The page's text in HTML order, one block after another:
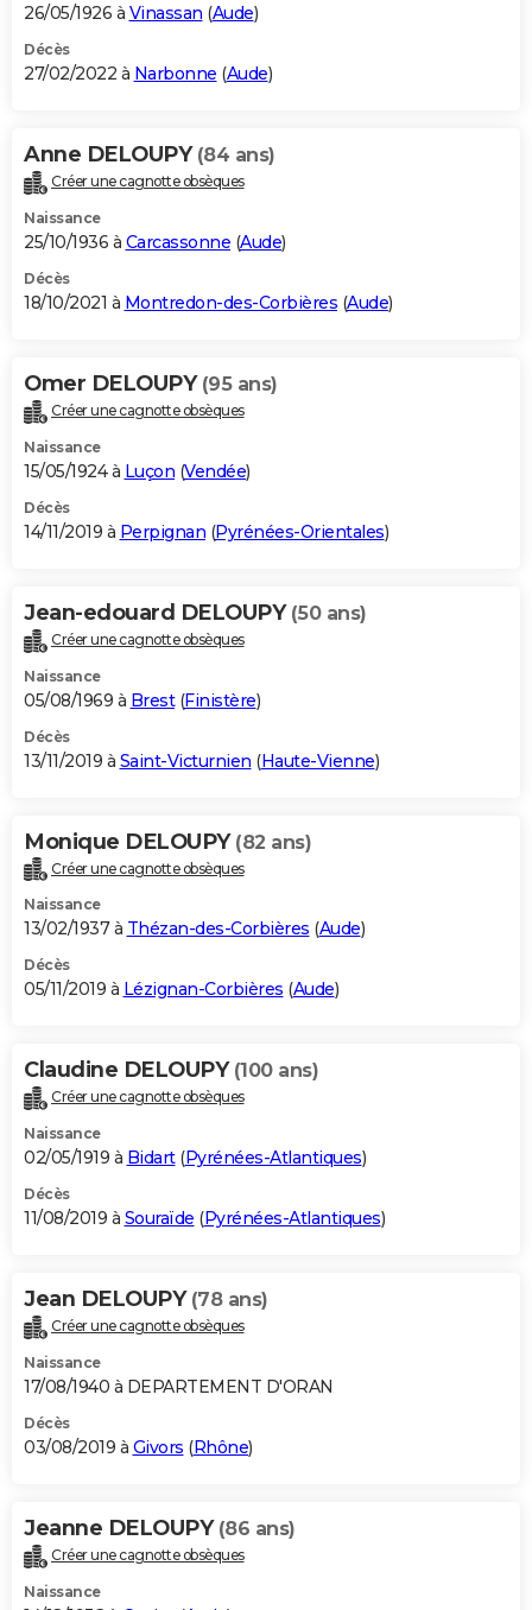
26/05/1926 à Vinassan (Aude)
Décès
27/02/2022 à Narbonne (Aude)
Anne DELOUPY (84 ans)
Créer une cagnotte obsèques
Naissance
25/10/1936 à Carcassonne (Aude)
Décès
18/10/2021 à Montredon-des-Corbières (Aude)
Omer DELOUPY (95 ans)
Créer une cagnotte obsèques
Naissance
15/05/1924 à Luçon (Vendée)
Décès
14/11/2019 à Perpignan (Pyrénées-Orientales)
Jean-edouard DELOUPY (50 ans)
Créer une cagnotte obsèques
Naissance
05/08/1969 à Brest(Finistère)
Décès
13/11/2019 à Saint-Victurnien (Haute-Vienne)
Monique DELOUPY (82 ans)
Créer une cagnotte obsèques
Naissance
13/02/1937 à Thézan-des-Corbières (Aude)
Décès
05/11/2019 à Lézignan-Corbières (Aude)
Claudine DELOUPY (100 ans)
Créer une cagnotte obsèques
Naissance
02/05/1919 à Bidart(Pyrénées-Atlantiques)
Décès
11/08/2019 à Souraïde (Pyrénées-Atlantiques)
Jean DELOUPY (78 ans)
Créer une cagnotte obsèques
Naissance
17/08/1940 à DEPARTEMENT D'ORAN
Décès
03/08/2019 à Givors (Rhône)
Jeanne DELOUPY (86 ans)
Créer une cagnotte obsèques
Naissance